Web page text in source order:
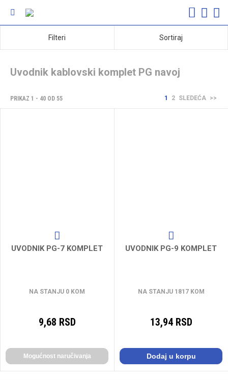
Filteri Sortiraj
Uvodnik kablovski komplet PG navoj
PRIKAZ 1 - 40 OD 55 1 2 SLEDEĆA >>
UVODNIK PG-7 KOMPLET
NA STANJU 0 KOM
9,68 RSD
Mogućnost naručivanja
UVODNIK PG-9 KOMPLET
NA STANJU 1817 KOM
13,94 RSD
Dodaj u korpu